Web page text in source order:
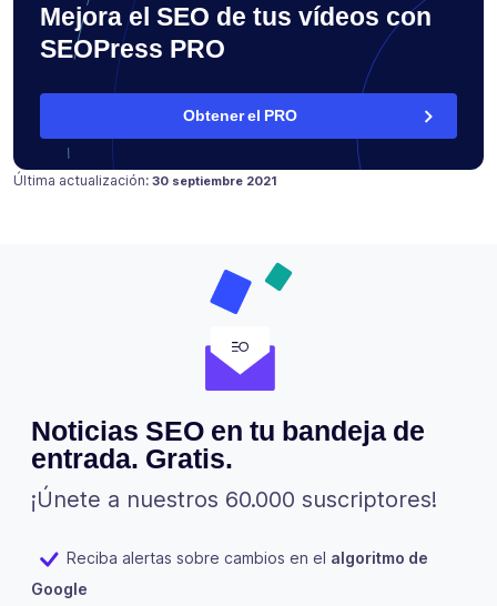
Mejora el SEO de tus vídeos con
SEOPress PRO
Obtener el PRO
Última actualización: Publicado en
17 julio 2021
30 septiembre 2021
Noticias SEO en tu bandeja de
entrada. Gratis.
¡Únete a nuestros 60.000 suscriptores!
Reciba alertas sobre cambios en el algoritmo de
Google